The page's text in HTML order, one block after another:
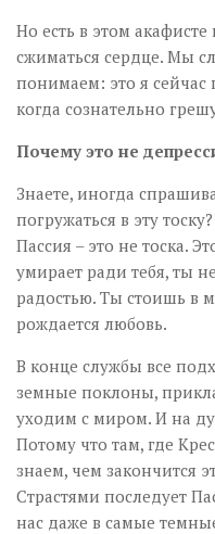
Но есть в этом
сжиматься сердце. Мы
понимаем: это я
когда сознательно
Почему это не
Знаете, иногда
погружаться в эту
Пассия – это не тоска.
умирает ради тебя, ты
радостью. Ты стоишь в
рождается любовь.
В конце службы все
земные поклоны,
уходим с миром. И на
Потому что там, где
знаем, чем закончится
Страстями последует
нас даже в самые